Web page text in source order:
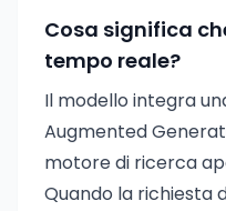
Cosa significa
tempo reale?
Il modello integra
Augmented
motore di ricerca
Quando la richiesta